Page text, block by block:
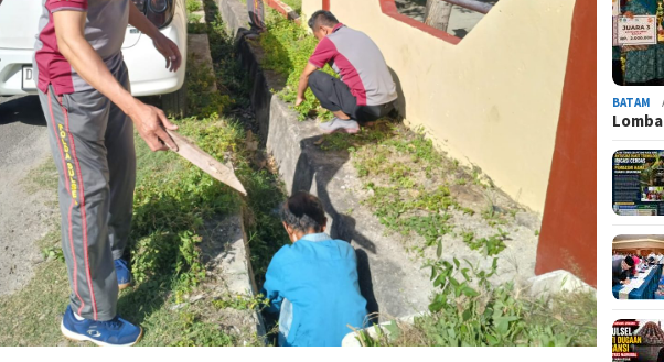
BATAM